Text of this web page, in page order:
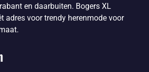
en daarbuiten. Bogers XL
adres voor trendy herenmode voor